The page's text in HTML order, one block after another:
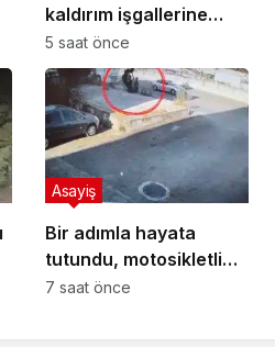
kaldırım işgallerine
fırsat vermiyor
5 saat önce
Bir adımla hayata
tutundu, motosikletli
duvara çarparak can
Asayiş
7 saat önce